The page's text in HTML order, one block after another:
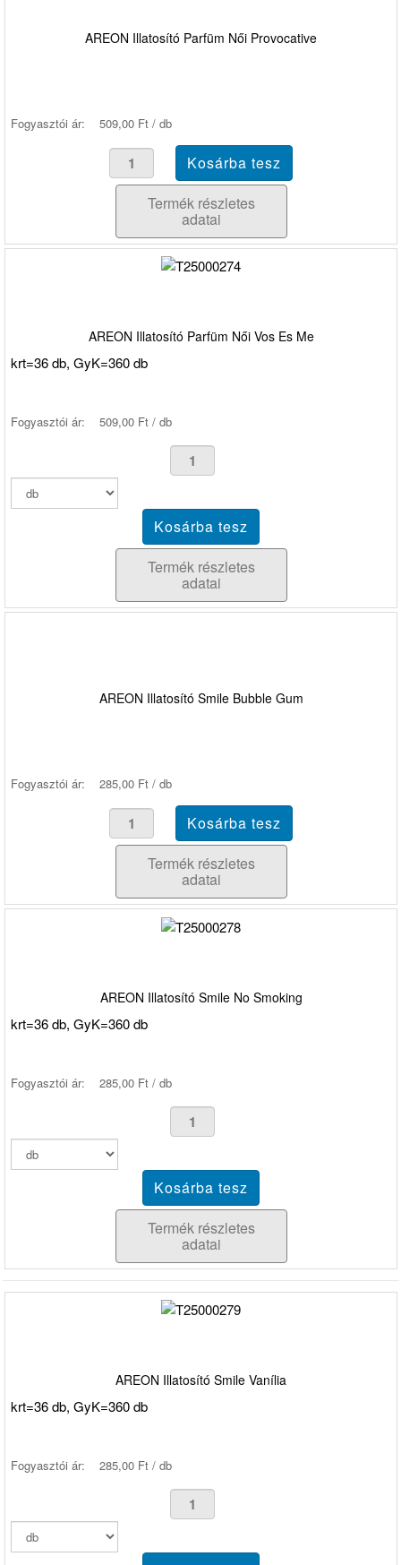
AREON Illatosító Parfüm Női Provocative
Fogyasztói ár: 509,00 Ft / db
Termék részletes
adatai
AREON Illatosító Parfüm Női Vos Es Me
krt=36 db, GyK=360 db
Fogyasztói ár: 509,00 Ft / db
Termék részletes
adatai
AREON Illatosító Smile Bubble Gum
Fogyasztói ár: 285,00 Ft / db
Termék részletes
adatai
AREON Illatosító Smile No Smoking
krt=36 db, GyK=360 db
Fogyasztói ár: 285,00 Ft / db
Termék részletes
adatai
AREON Illatosító Smile Vanília
krt=36 db, GyK=360 db
Fogyasztói ár: 285,00 Ft / db